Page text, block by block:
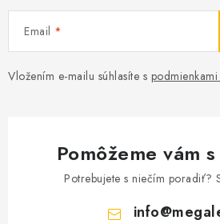
Email
Vložením e-mailu súhlasíte s
Pomôžeme vám
Potrebujete s niečím poradiť?
info@